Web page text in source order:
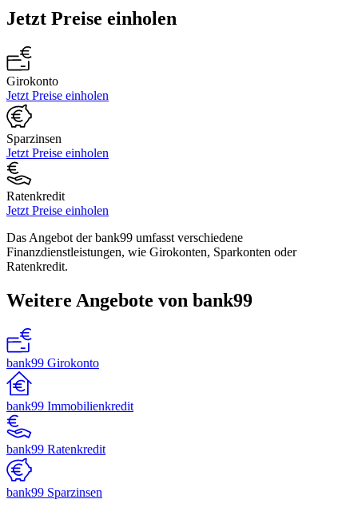
Jetzt Preise einholen
Girokonto
Jetzt Preise einholen
Sparzinsen
Jetzt Preise einholen
Ratenkredit
Jetzt Preise einholen
Das Angebot der bank99 umfasst verschiedene
Finanzdienstleistungen, wie Girokonten, Sparkonten oder
Ratenkredit.
Weitere Angebote von bank99
bank99 Girokonto
bank99 Immobilienkredit
bank99 Ratenkredit
bank99 Sparzinsen